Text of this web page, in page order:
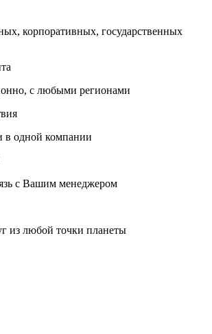
корпоративных, государственных
с любыми регионами
в одной компании
с Вашим менеджером
из любой точки планеты